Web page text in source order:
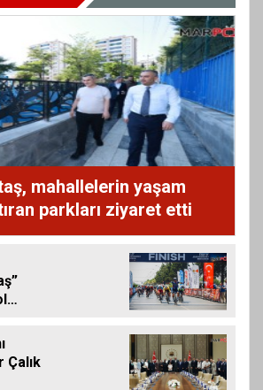
mahallelerin yaşam
parkları ziyaret etti
Çalık